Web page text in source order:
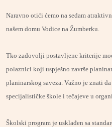
Naravno otići ćemo na sedam
našem domu Vodice na Žumberku.
Tko zadovolji postavljene kriterije
polaznici koji uspješno završe
planinarskog saveza. Važno je znati
specijalističke škole i tečajeve u
Školski program je usklađen sa